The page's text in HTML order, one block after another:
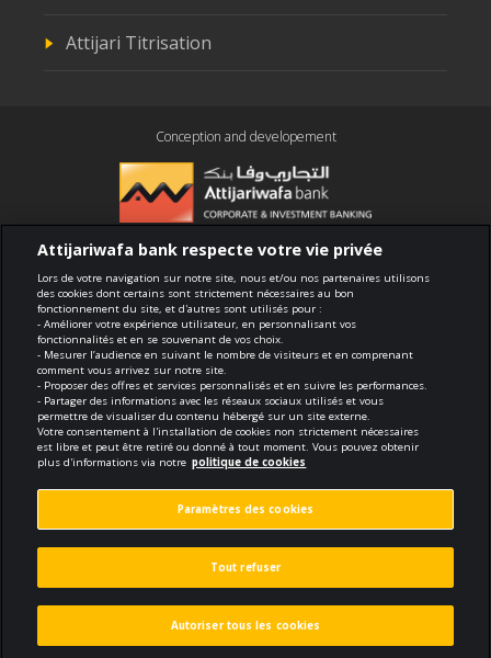
Attijari Titrisation
Conception and developement
Compliance
Terms of use
Security and confidentiality
Politique de cookies
Protection des données personnelles
© 2026 Tous droits réservés
Made by void.fr
Callback Subscribe to the newsletter
Attijariwafa bank respecte votre vie privée
Lors de votre navigation sur notre site, nous et/ou nos partenaires utilisons
des cookies dont certains sont strictement nécessaires au bon
fonctionnement du site, et d'autres sont utilisés pour :
- Améliorer votre expérience utilisateur, en personnalisant vos
fonctionnalités et en se souvenant de vos choix.
- Mesurer l’audience en suivant le nombre de visiteurs et en comprenant
comment vous arrivez sur notre site.
- Proposer des offres et services personnalisés et en suivre les performances.
- Partager des informations avec les réseaux sociaux utilisés et vous
permettre de visualiser du contenu hébergé sur un site externe.
Votre consentement à l'installation de cookies non strictement nécessaires
est libre et peut être retiré ou donné à tout moment. Vous pouvez obtenir
plus d'informations via notre politique de cookies
Paramètres des cookies
Tout refuser
Autoriser tous les cookies